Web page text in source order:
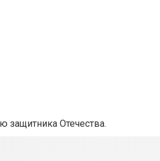
Отечества.